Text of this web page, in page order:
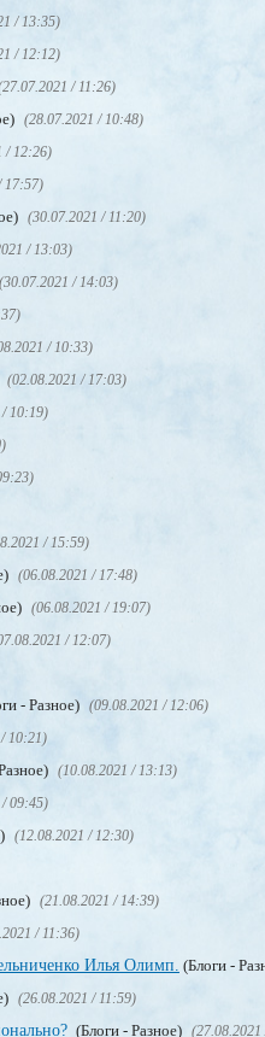
/ 13:35)
/ 12:12)
/ 11:26)
(28.07.2021 / 10:48)
/ 12:26)
17:57)
(30.07.2021 / 11:20)
/ 13:03)
(30.07.2021 / 14:03)
/ 10:33)
(02.08.2021 / 17:03)
10:19)
/ 15:59)
(06.08.2021 / 17:48)
(06.08.2021 / 19:07)
/ 12:07)
- Разное) (09.08.2021 / 12:06)
10:21)
(10.08.2021 / 13:13)
/ 09:45)
(12.08.2021 / 12:30)
(21.08.2021 / 14:39)
/ 11:36)
Илья Олимп. (Блоги -
(26.08.2021 / 11:59)
(Блоги - Разное) (27.08.2021